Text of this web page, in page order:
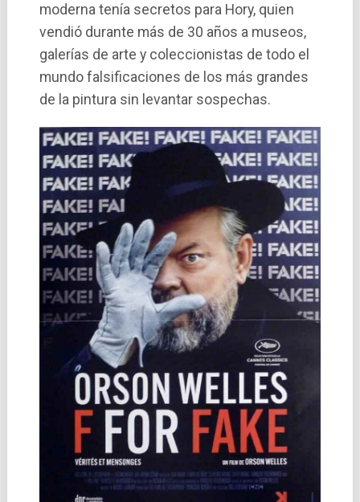
moderna tení­a secretos para Hory, quien
vendió durante más de 30 años a museos,
galerí­as de arte y coleccionistas de todo el
mundo falsificaciones de los más grandes
de la pintura sin levantar sospechas.